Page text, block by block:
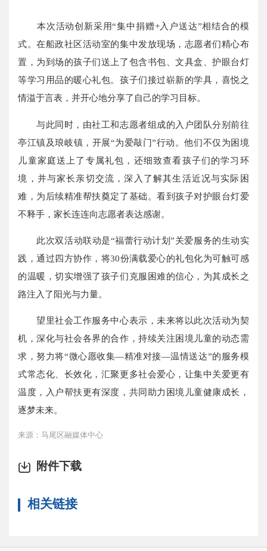
本次活动创新采用“集中捐赠+入户送达”相结合的模
式。在船政社区活动室的集中发放现场，志愿者们精心布
置，为到场的孩子们送上了包含书包、文具盒、护眼台灯
等学习用品的暖心礼包。孩子们接过崭新的学具，喜悦之
情溢于言表，并开心地分享了自己的学习目标。
与此同时，由社工和志愿者组成的入户团队分别前往
亭江镇及琅岐镇，开展“为爱敲门”行动。他们不仅为困境
儿童家庭送上了专属礼包，还细致查看孩子们的学习环
境，并与家长亲切交流，深入了解其生活近况与实际困
难，为后续精准帮扶奠定了基础。看到孩子对护眼台灯爱
不释手，家长连连向志愿者表达感谢。
此次双活动联动是“福蕾行动计划”关爱服务的生动实
践，通过四方协作，将30份满载爱心的礼包化为可触可感
的温暖，切实增强了孩子们克服困难的信心，为其成长之
路注入了阳光与力量。
望里社会工作服务中心表示，未来将以此次活动为契
机，深化与社会各界的合作，持续关注困境儿童的动态需
求，努力将“微心愿收集—精准对接—温情送达”的服务模
式常态化、长效化，汇聚更多社会爱心，让集中关爱更有
温度，入户帮扶更有深度，共同助力困境儿童健康成长，
逐梦未来。
来源：马尾区融媒体中心
附件下载
相关链接